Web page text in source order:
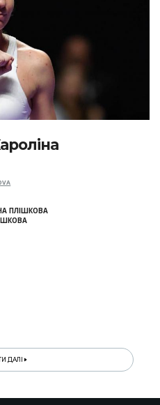
ПЛІШКОВА
ДАЛІ